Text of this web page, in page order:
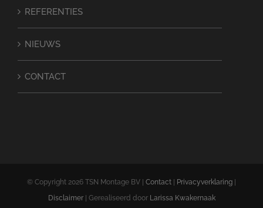
REFERENTIES
NIEUWS
CONTACT
© Copyright 2026 TSN Montage BV | Contact | Privacyverklaring |
Disclaimer| Gerealiseerd door Larissa Kwakernaak